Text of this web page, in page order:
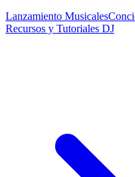
Lanzamiento Musicales
Recursos y Tutoriales DJ